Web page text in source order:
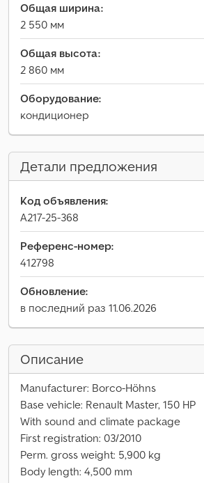
Общая ширина:
2 550 мм
Общая высота:
2 860 мм
Оборудование:
кондиционер
Детали предложения
Код объявления:
A217-25-368
Референс-номер:
412798
Обновление:
в последний раз 11.06.2026
Описание
Manufacturer: Borco-Höhns
Base vehicle: Renault Master, 150 HP
With sound and climate package
First registration: 03/2010
Perm. gross weight: 5,900 kg
Body length: 4,500 mm